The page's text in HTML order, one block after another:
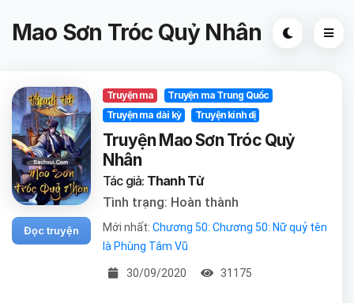
Mao Sơn Tróc Quỷ Nhân
Đọc truyện
Truyện ma
Truyện ma Trung Quốc
Truyện ma dài kỳ
Truyện kinh dị
Truyện Mao Sơn Tróc Quỷ
Nhân
Tác giả: Thanh Tử
Tình trạng: Hoàn thành
Mới nhất: Chương 50: Chương 50: Nữ quỷ tên
là Phùng Tâm Vũ
30/09/2020 31175